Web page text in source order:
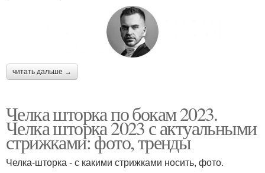
читать дальше →
Челка шторка по бокам 2023.
Челка шторка 2023 с актуальными
стрижками: фото, тренды
Челка-шторка - с какими стрижками носить, фото.